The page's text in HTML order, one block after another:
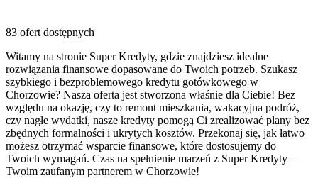
83 ofert dostępnych
Witamy na stronie Super Kredyty, gdzie znajdziesz idealne
rozwiązania finansowe dopasowane do Twoich potrzeb. Szukasz
szybkiego i bezproblemowego kredytu gotówkowego w
Chorzowie? Nasza oferta jest stworzona właśnie dla Ciebie! Bez
względu na okazję, czy to remont mieszkania, wakacyjna podróż,
czy nagłe wydatki, nasze kredyty pomogą Ci zrealizować plany bez
zbędnych formalności i ukrytych kosztów. Przekonaj się, jak łatwo
możesz otrzymać wsparcie finansowe, które dostosujemy do
Twoich wymagań. Czas na spełnienie marzeń z Super Kredyty –
Twoim zaufanym partnerem w Chorzowie!